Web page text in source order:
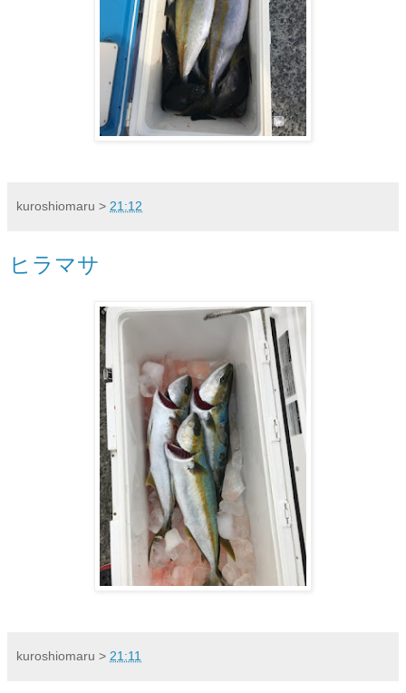
kuroshiomaru > 21:12
ヒラマサ
kuroshiomaru > 21:11